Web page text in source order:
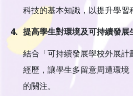
科技的基本知識，以提升學習
4. 提高學生對環境及可持續發展
結合「可持續發展學校外展計
經歷，讓學生多留意周遭環
的關注。